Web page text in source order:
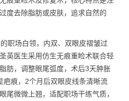
度去除脂肪或皮肤，追求自然的
职场白领，内双、双眼皮褶皱过
英医生采用仿生无痕重睑术联合轻
肪，调整眼尾弧度，术后3天肿胀
疤痕，2个月后双眼皮线条清晰流
尾微微上翘，适配职场干练气质，